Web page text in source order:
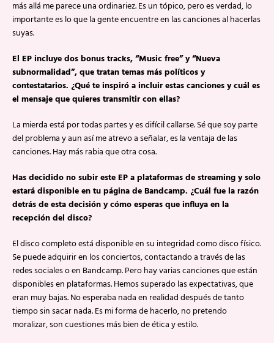
más allá me parece una ordinariez. Es un tópico, pero es verdad, lo
importante es lo que la gente encuentre en las canciones al hacerlas
suyas.
El EP incluye dos bonus tracks, “Music free” y “Nueva
subnormalidad”, que tratan temas más políticos y
contestatarios. ¿Qué te inspiró a incluir estas canciones y cuál es
el mensaje que quieres transmitir con ellas?
La mierda está por todas partes y es difícil callarse. Sé que soy parte
del problema y aun así me atrevo a señalar, es la ventaja de las
canciones. Hay más rabia que otra cosa.
Has decidido no subir este EP a plataformas de streaming y solo
estará disponible en tu página de Bandcamp. ¿Cuál fue la razón
detrás de esta decisión y cómo esperas que influya en la
recepción del disco?
El disco completo está disponible en su integridad como disco físico.
Se puede adquirir en los conciertos, contactando a través de las
redes sociales o en Bandcamp. Pero hay varias canciones que están
disponibles en plataformas. Hemos superado las expectativas, que
eran muy bajas. No esperaba nada en realidad después de tanto
tiempo sin sacar nada. Es mi forma de hacerlo, no pretendo
moralizar, son cuestiones más bien de ética y estilo.